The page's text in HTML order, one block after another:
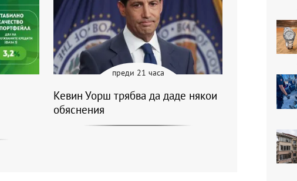
преди 21 часа
Кевин Уорш трябва да даде някои
обяснения